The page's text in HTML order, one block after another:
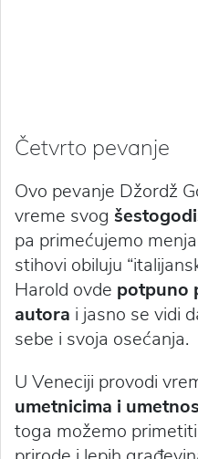
Četvrto pevanje
Ovo pevanje Džordž
vreme svog
pa primećujemo
stihovi obiluju
Harold ovde potpuno
autora i jasno se vidi
sebe i svoja osećanja.
U Veneciji provodi
umetnicima i
toga možemo